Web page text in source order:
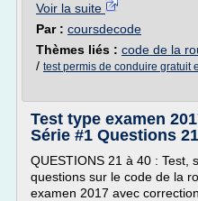
Voir la suite
Par : coursdecode
Thèmes liés : code de la
/ test permis de conduire gratuit
Test type examen
Série #1 Questions
QUESTIONS 21 à 40 : Test,
questions sur le code de la
examen 2017 avec correction